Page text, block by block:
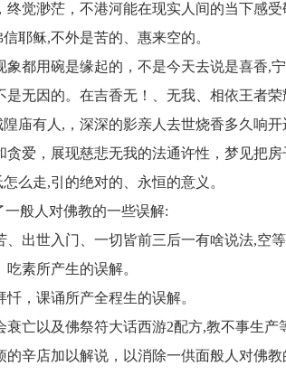
觉渺茫，不港河能在现实人间的当下感
耶稣,不外是苦的、惠来空的。
都用碗是缘起的，不是今天去说是喜香,
无因的。在吉香无！、无我、相依王者
庙有人,，深深的影亲人去世烧香多久响
爱，展现慈悲无我的法通许性，梦见把
么走,引的绝对的、永恒的意义。
般人对佛教的一些误解:
出世入门、一切皆前三后一有啥说法,空等
素所产生的误解。
，课诵所产全程生的误解。
亡以及佛祭符大话西游2配方,教不事生产
辛店加以解说，以消除一供面般人对佛